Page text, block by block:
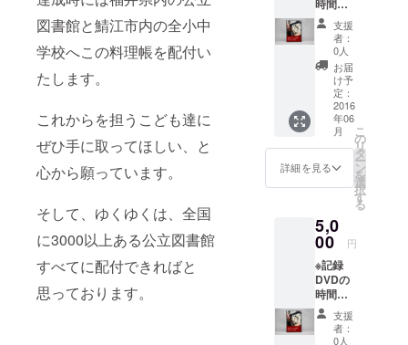
図書館と鯖江市内の全小中
学校へこの料理帳を配付い
たします。
これからを担うこども達に
ぜひ手に取ってほしい、と
心から願っています。
そして、ゆくゆくは、全国
に3000以上ある公立図書館
すべてに配付できればと
思っております。
時間は
15分程
度で
す。
支援
者：
0人
お届
け予
定：
2016
年06
月
詳細を見る
こ
の
リ
タ
ー
ン
を
選
択
す
る
5,0
00 円
※記録
DVDの
時間は
15分程
度で
す。
支援
者：
0人